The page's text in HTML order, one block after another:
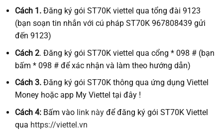
Cách 1. Đăng ký gói ST70K viettel qua tổng đài 9123
(bạn soạn tin nhắn với cú pháp ST70K 967808439 gửi
đến 9123)
Cách 2. Đăng ký gói ST70K viettel qua cổng * 098 # (bạn
bấm * 098 # để xác nhận và làm theo hướng dẫn)
Cách 3. Đăng ký gói ST70K thông qua ứng dụng Viettel
Money hoặc app My Viettel tại đây !
Cách 4: Bấm vào link này để đăng ký gói ST70K Viettel
qua https://viettel.vn